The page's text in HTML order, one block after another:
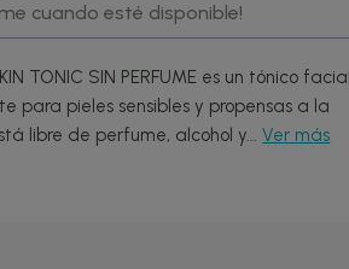
cuando esté disponible!
TONIC SIN PERFUME es un tónico facial
para pieles sensibles y propensas a la
libre de perfume, alcohol y...Ver más